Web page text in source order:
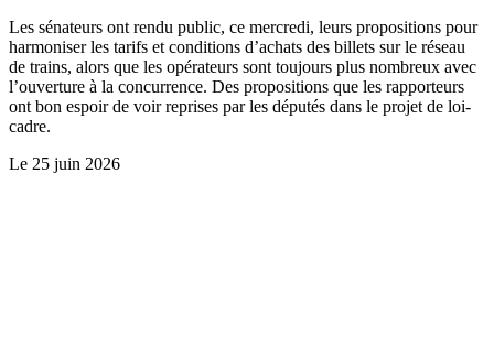
Les sénateurs ont rendu public, ce mercredi, leurs propositions pour
harmoniser les tarifs et conditions d’achats des billets sur le réseau
de trains, alors que les opérateurs sont toujours plus nombreux avec
l’ouverture à la concurrence. Des propositions que les rapporteurs
ont bon espoir de voir reprises par les députés dans le projet de loi-
cadre.
Le 25 juin 2026